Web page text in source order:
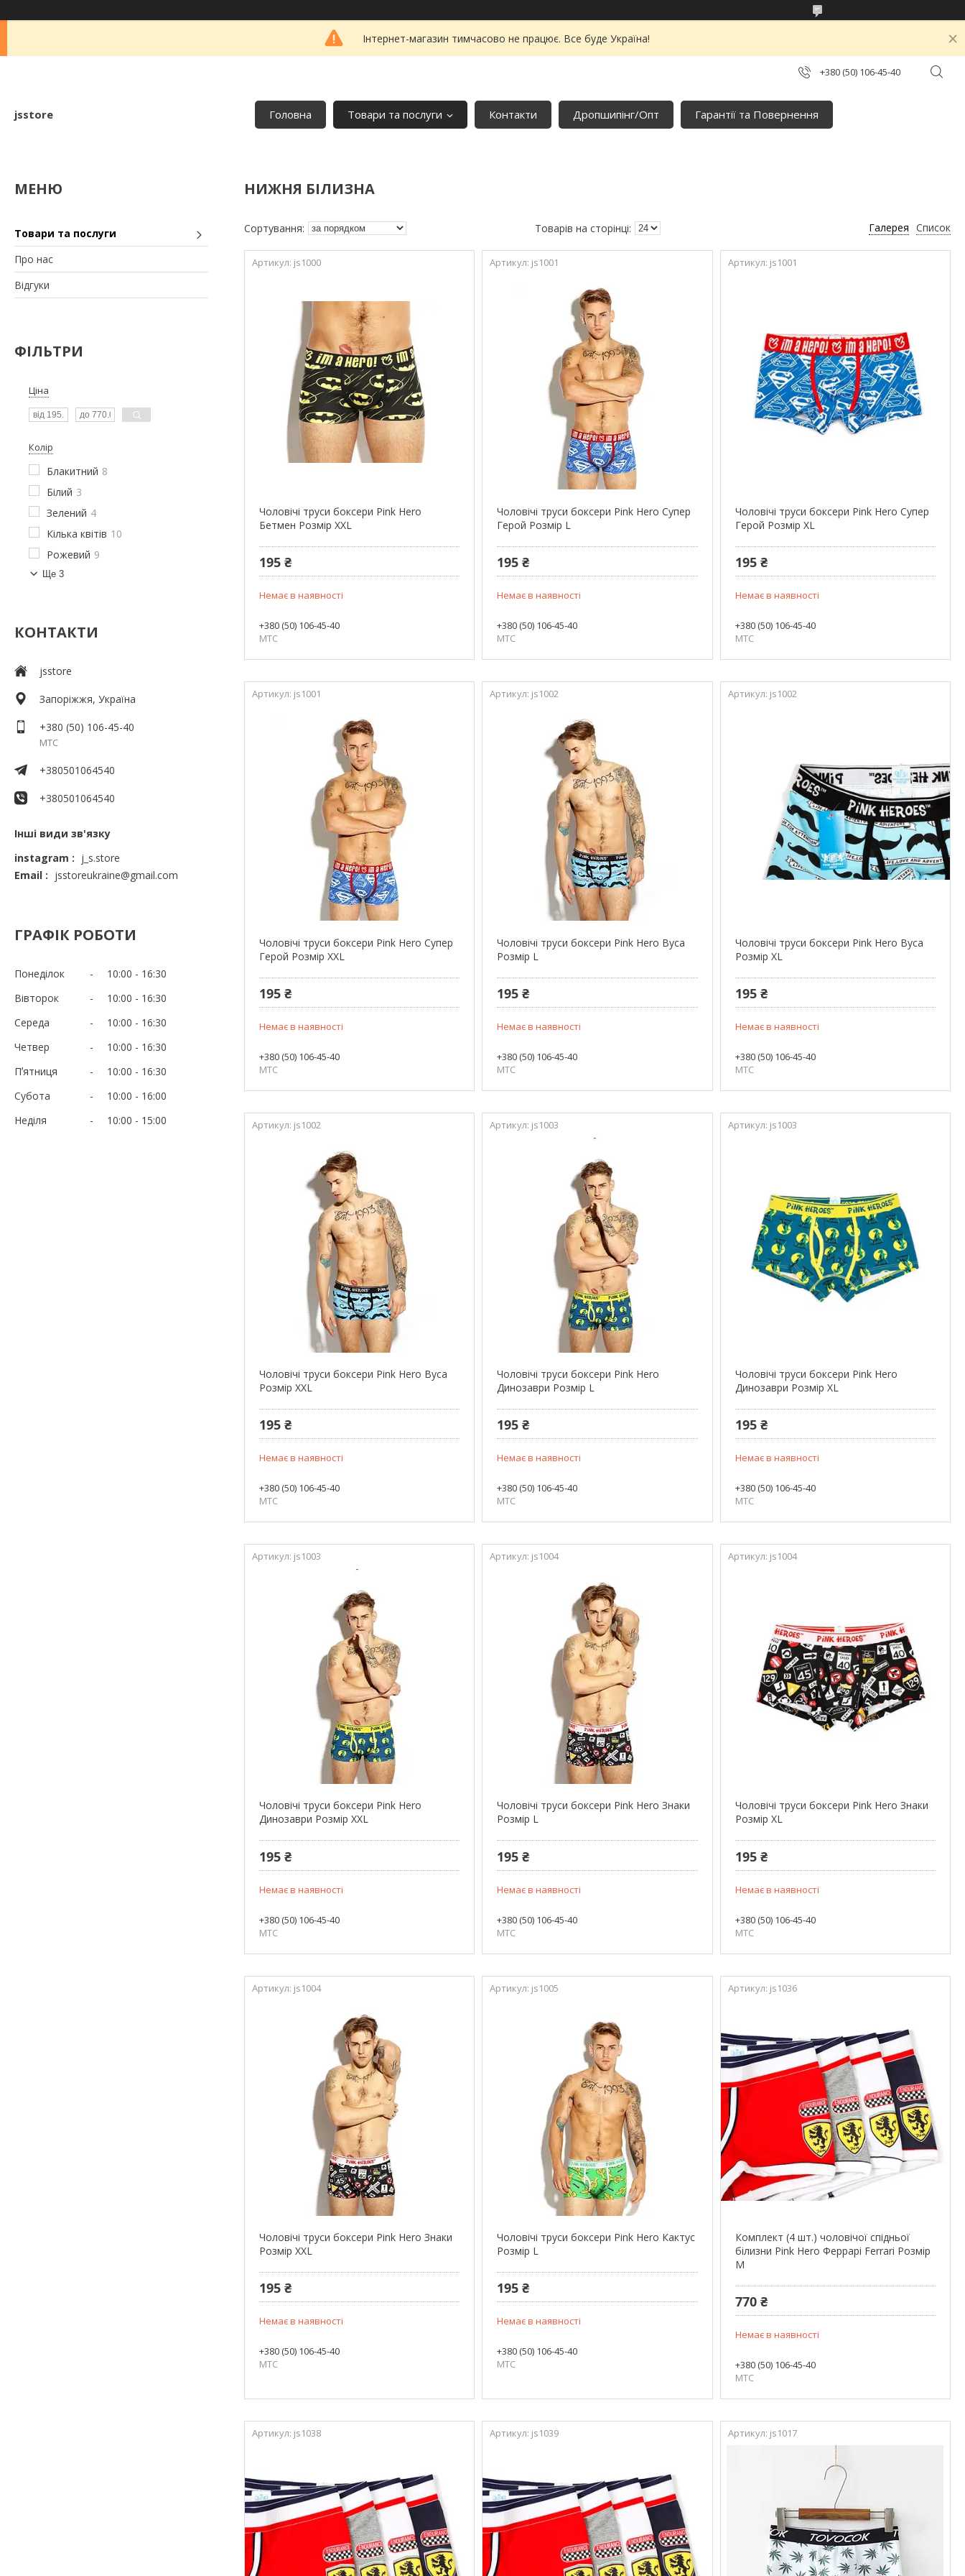
Інтернет-магазин тимчасово не працює. Все буде Україна!
+380 (50) 106-45-40
jsstore Головна Товари та послуги Контакти Дропшипінг/Опт Гарантії та Повернення
Товари та послуги
Про нас
Відгуки
ФІЛЬТРИ
Ціна
Колір
Блакитний 8
Білий 3
Зелений 4
Кілька квітів 10
Рожевий 9
Ще 3
КОНТАКТИ
jsstore
Запоріжжя, Україна
+380 (50) 106-45-40
МТС
+380501064540
+380501064540
Інші види зв'язку
instagram
j_s.store
Email
jsstoreukraine@gmail.com
ГРАФІК РОБОТИ
Понеділок 10:00
16:30
Вівторок
10:00
16:30
Середа
10:00
16:30
Четвер
10:00
16:30
Пʼятниця
10:00
16:30
Субота
10:00
16:00
Неділя
10:00 15:00
НИЖНЯ БІЛИЗНА
Галерея Список
js1000
Чоловічі труси боксери Pink Hero
Бетмен Розмір XXL
195 ₴
Немає в наявності
+380 (50) 106-45-40
МТС
js1001
Чоловічі труси боксери Pink Hero Супер
Герой Розмір L
195 ₴
Немає в наявності
+380 (50) 106-45-40
МТС
js1001
Чоловічі труси боксери Pink Hero Супер
Герой Розмір XL
195 ₴
Немає в наявності
+380 (50) 106-45-40
МТС
js1001
Чоловічі труси боксери Pink Hero Супер
Герой Розмір XXL
195 ₴
Немає в наявності
+380 (50) 106-45-40
МТС
js1002
Чоловічі труси боксери Pink Hero Вуса
Розмір L
195 ₴
Немає в наявності
+380 (50) 106-45-40
МТС
js1002
Чоловічі труси боксери Pink Hero Вуса
Розмір XL
195 ₴
Немає в наявності
+380 (50) 106-45-40
МТС
js1002
Чоловічі труси боксери Pink Hero Вуса
Розмір XXL
195 ₴
Немає в наявності
+380 (50) 106-45-40
МТС
js1003
Чоловічі труси боксери Pink Hero
Динозаври Розмір L
195 ₴
Немає в наявності
+380 (50) 106-45-40
МТС
js1003
Чоловічі труси боксери Pink Hero
Динозаври Розмір XL
195 ₴
Немає в наявності
+380 (50) 106-45-40
МТС
js1003
Чоловічі труси боксери Pink Hero
Динозаври Розмір XXL
195 ₴
Немає в наявності
+380 (50) 106-45-40
МТС
js1004
Чоловічі труси боксери Pink Hero Знаки
Розмір L
195 ₴
Немає в наявності
+380 (50) 106-45-40
МТС
js1004
Чоловічі труси боксери Pink Hero Знаки
Розмір XL
195 ₴
Немає в наявності
+380 (50) 106-45-40
МТС
js1004
Чоловічі труси боксери Pink Hero Знаки
Розмір XXL
195 ₴
Немає в наявності
+380 (50) 106-45-40
МТС
js1005
Чоловічі труси боксери Pink Hero Кактус
Розмір L
195 ₴
Немає в наявності
+380 (50) 106-45-40
МТС
js1036
Комплект (4 шт.) чоловічої спідньої
білизни Pink Hero Феррарі Ferrari Розмір
M
770 ₴
Немає в наявності
+380 (50) 106-45-40
МТС
js1038 js1039 js1017